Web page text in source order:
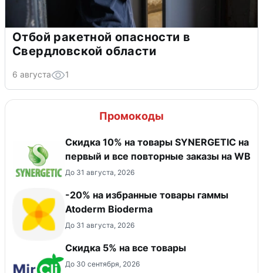
Отбой ракетной опасности в
Свердловской области
6 августа 1
Промокоды
Скидка 10% на товары SYNERGETIC на
первый и все повторные заказы на WB
До 31 августа, 2026
-20% на избранные товары гаммы
Atoderm Bioderma
До 31 августа, 2026
Скидка 5% на все товары
До 30 сентября, 2026